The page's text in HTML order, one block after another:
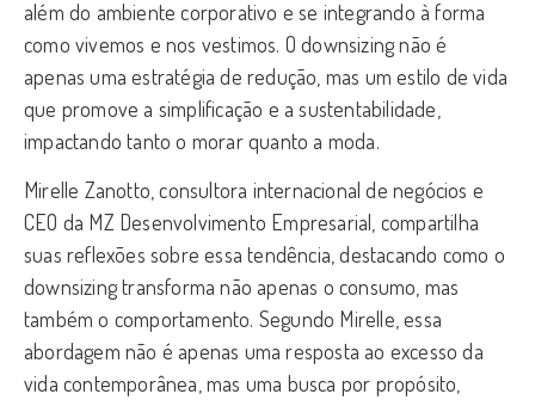
além do ambiente corporativo e se integrando à forma
como vivemos e nos vestimos. O downsizing não é
apenas uma estratégia de redução, mas um estilo de vida
que promove a simplificação e a sustentabilidade,
impactando tanto o morar quanto a moda.
Mirelle Zanotto, consultora internacional de negócios e
CEO da MZ Desenvolvimento Empresarial, compartilha
suas reflexões sobre essa tendência, destacando como o
downsizing transforma não apenas o consumo, mas
também o comportamento. Segundo Mirelle, essa
abordagem não é apenas uma resposta ao excesso da
vida contemporânea, mas uma busca por propósito,